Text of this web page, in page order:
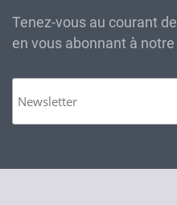
Tenez-vous au courant
en vous abonnant à